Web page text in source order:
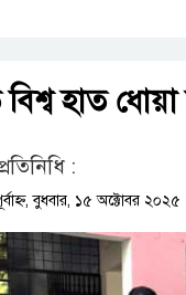
বিশ্ব হাত
:
বুধবার, ১৫ অক্টোবর ২০২৫